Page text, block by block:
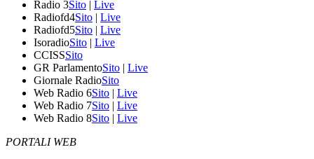
Radio 3Sito | Live
Radiofd4Sito | Live
Radiofd5Sito | Live
IsoradioSito | Live
CCISSSito
GR ParlamentoSito | Live
Giornale RadioSito
Web Radio 6Sito | Live
Web Radio 7Sito | Live
Web Radio 8Sito | Live
PORTALI WEB